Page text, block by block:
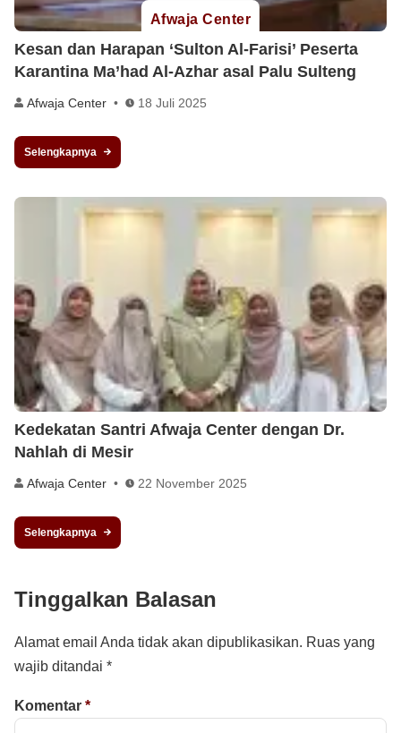
Afwaja Center
Kesan dan Harapan ‘Sulton Al-Farisi’ Peserta
Karantina Ma’had Al-Azhar asal Palu Sulteng
Afwaja Center 18 Juli 2025
Selengkapnya
Kedekatan Santri Afwaja Center dengan Dr.
Nahlah di Mesir
Afwaja Center 22 November 2025
Selengkapnya
Tinggalkan Balasan
Alamat email Anda tidak akan dipublikasikan. Ruas yang
wajib ditandai *
Komentar *